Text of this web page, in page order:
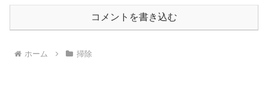
コメントを書き込む
ホーム 掃除